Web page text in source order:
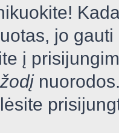
jo
į